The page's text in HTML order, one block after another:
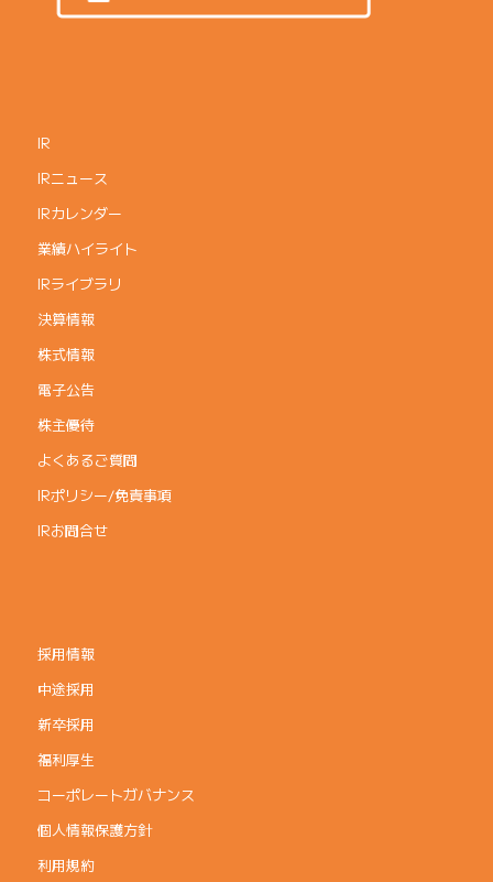
IR
IRニュース
IRカレンダー
業績ハイライト
IRライブラリ
決算情報
株式情報
電子公告
株主優待
よくあるご質問
IRポリシー/免責事項
IRお問合せ
採用情報
中途採用
新卒採用
福利厚生
コーポレートガバナンス
個人情報保護方針
利用規約